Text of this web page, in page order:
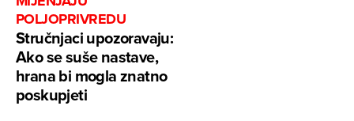
POLJOPRIVREDU
Stručnjaci upozoravaju:
Ako se suše nastave,
hrana bi mogla znatno
poskupjeti